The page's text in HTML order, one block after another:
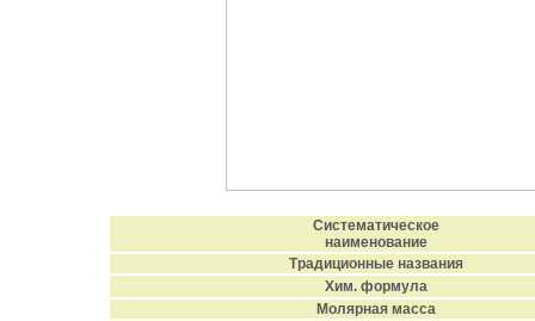
Систематическое
наименование
Традиционные названия
Хим. формула
Молярная масса